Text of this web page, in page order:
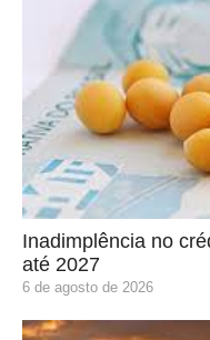
Inadimplência no
até 2027
6 de agosto de 2026